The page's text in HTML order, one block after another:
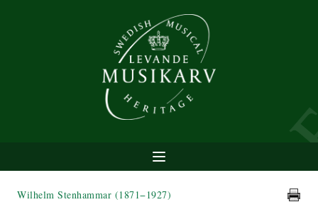
Wilhelm Stenhammar (1871−1927)